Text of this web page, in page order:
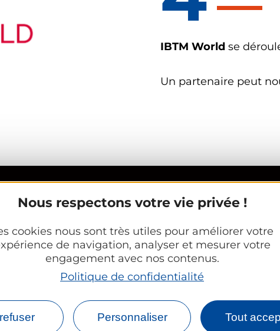
Nous respectons votre vie privée !
cookies nous sont très utiles pour améliorer votre
de navigation, analyser et mesurer votre
engagement avec nos contenus.
Politique de confidentialité
Personnaliser Tout
IBTM World se
Un partenaire peut
Métropole
Espace Partenaires
Office Tourisme
CE et groupes